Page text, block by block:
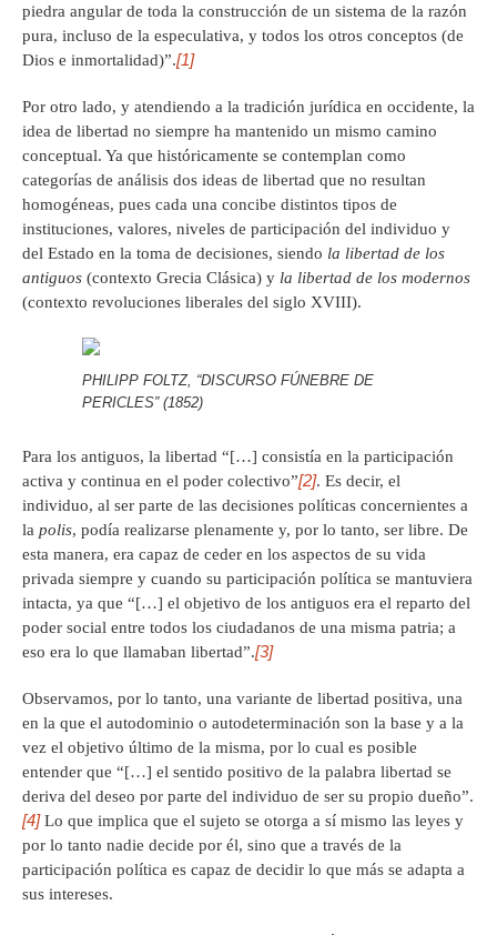
piedra angular de toda la construcción de un sistema de la razón
pura, incluso de la especulativa, y todos los otros conceptos (de
Dios e inmortalidad)”.[1]
Por otro lado, y atendiendo a la tradición jurídica en occidente, la
idea de libertad no siempre ha mantenido un mismo camino
conceptual. Ya que históricamente se contemplan como
categorías de análisis dos ideas de libertad que no resultan
homogéneas, pues cada una concibe distintos tipos de
instituciones, valores, niveles de participación del individuo y
del Estado en la toma de decisiones, siendo la libertad de los
antiguos (contexto Grecia Clásica) y la libertad de los modernos
(contexto revoluciones liberales del siglo XVIII).
PHILIPP FOLTZ, “DISCURSO FÚNEBRE DE
PERICLES” (1852)
Para los antiguos, la libertad “[…] consistía en la participación
activa y continua en el poder colectivo”[2]. Es decir, el
individuo, al ser parte de las decisiones políticas concernientes a
la polis, podía realizarse plenamente y, por lo tanto, ser libre. De
esta manera, era capaz de ceder en los aspectos de su vida
privada siempre y cuando su participación política se mantuviera
intacta, ya que “[…] el objetivo de los antiguos era el reparto del
poder social entre todos los ciudadanos de una misma patria; a
eso era lo que llamaban libertad”.[3]
Observamos, por lo tanto, una variante de libertad positiva, una
en la que el autodominio o autodeterminación son la base y a la
vez el objetivo último de la misma, por lo cual es posible
entender que “[…] el sentido positivo de la palabra libertad se
deriva del deseo por parte del individuo de ser su propio dueño”.
[4]Lo que implica que el sujeto se otorga a sí mismo las leyes y
por lo tanto nadie decide por él, sino que a través de la
participación política es capaz de decidir lo que más se adapta a
sus intereses.